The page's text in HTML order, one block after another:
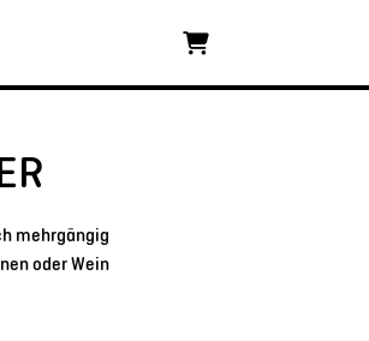
Warenkorb
mehrgängig
oder Wein